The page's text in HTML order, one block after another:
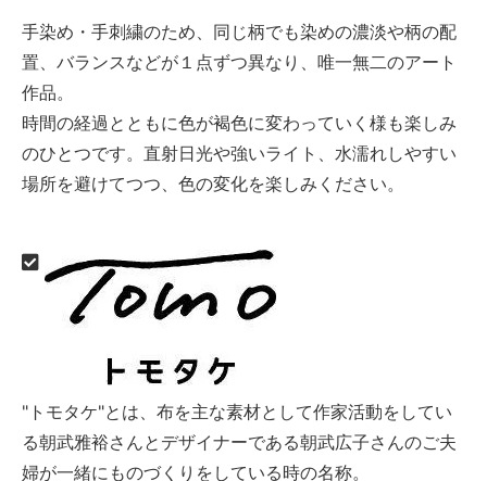
手染め・手刺繍のため、同じ柄でも染めの濃淡や柄の配
置、バランスなどが１点ずつ異なり、唯一無二のアート
作品。
時間の経過とともに色が褐色に変わっていく様も楽しみ
のひとつです。直射日光や強いライト、水濡れしやすい
場所を避けてつつ、色の変化を楽しみください。
"トモタケ"とは、布を主な素材として作家活動をしてい
る朝武雅裕さんとデザイナーである朝武広子さんのご夫
婦が一緒にものづくりをしている時の名称。